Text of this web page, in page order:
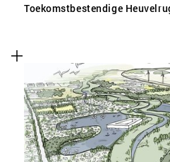
Toekomstbestendige